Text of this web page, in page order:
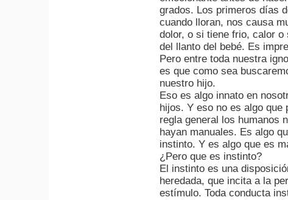
grados. Los primeros días
cuando lloran, nos causa
dolor, o si tiene frio, calor o
del llanto del bebé. Es
Pero entre toda nuestra
es que como sea
nuestro hijo.
Eso es algo innato en
hijos. Y eso no es algo que
regla general los humanos
hayan manuales. Es algo
instinto. Y es algo que es
¿Pero que es instinto?
El instinto es una
heredada, que incita a la
estímulo. Toda conducta